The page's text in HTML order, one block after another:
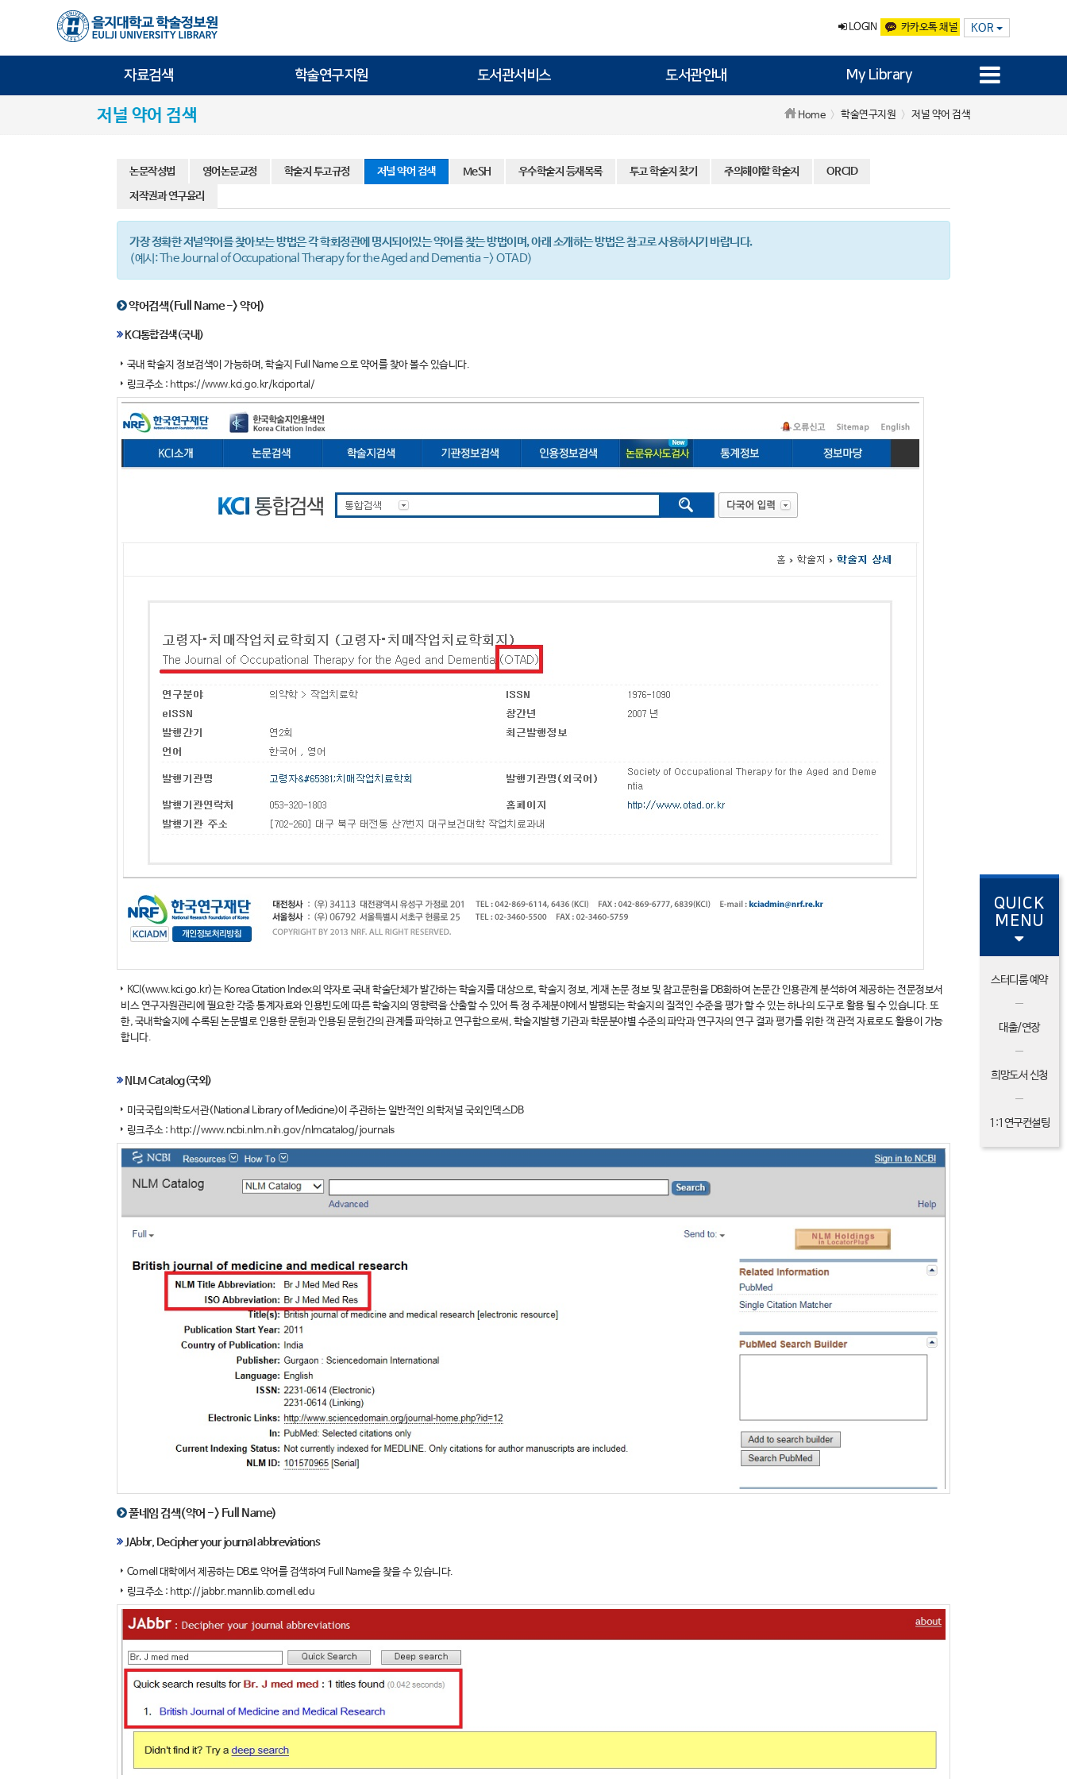
LOGIN 카카오톡 채널 KOR
자료검색 학술연구지원 도서관서비스 도서관안내 My Library
저널 약어 검색 Home 학술연구지원 저널 약어 검색
논문작성법 영어논문교정 학술지 투고규정 저널 약어 검색 MeSH 우수학술지 등재목록 투고 학술지 찾기 주의해야할 학술지
ORCID
저작권과 연구윤리
가장 정확한 저널약어를 찾아보는 방법은 각 학회정관에 명시되어있는 약어를 찾는 방법이며, 아래 소개하는 방법은 참고로 사용하시기 바랍니다.
(예시: The Journal of Occupational Therapy for the Aged and Dementia -> OTAD)
약어검색(Full Name -> 약어)
KCI통합검색(국내)
국내 학술지 정보검색이 가능하며, 학술지 Full Name 으로 약어를 찾아 볼수 있습니다.
링크주소 : https://www.kci.go.kr/kciportal/
KCI(www.kci.go.kr)는 Korea Citation Index의 약자로 국내 학술단체가 발간하는 학술지를 대상으로, 학술지 정보, 게재 논문 정보 및 참고문헌을 DB화하여 논문간 인용관계 분석하여 제공하는 전문정보서
비스 연구자원관리에 필요한 각종 통계자료와 인용빈도에 따른 학술지의 영향력을 산출할 수 있어 특 정 주제분야에서 발행되는 학술지의 질적인 수준을 평가 할 수 있는 하나의 도구로 활용 될 수 있습니다. 또
한, 국내학술지에 수록된 논문별로 인용한 문헌과 인용된 문헌간의 관계를 파악하고 연구함으로써, 학술지발행 기관과 학문분야별 수준의 파악과 연구자의 연구 결과 평가를 위한 객 관적 자료로도 활용이 가능
합니다.
NLM Catalog(국외)
미국국립의학도서관(National Library of Medicine)이 주관하는 일반적인 의학저널 국외인덱스DB
링크주소 : http://www.ncbi.nlm.nih.gov/nlmcatalog/journals
풀네임 검색(약어 -> Full Name)
JAbbr, Decipher your journal abbreviations
Cornell 대학에서 제공하는 DB로 약어를 검색하여 Full Name을 찾을 수 있습니다.
링크주소 : http://jabbr.mannlib.cornell.edu
QUICK
MENU
스터디룸 예약
대출/연장
희망도서 신청
1:1연구컨설팅